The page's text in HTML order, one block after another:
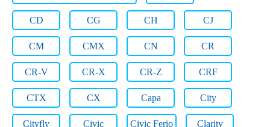
CD CG CH CJ
CM CMX CN CR
CR-V CR-X CR-Z CRF
CTX CX Capa City
Cityfly Civic Civic Ferio Clarity